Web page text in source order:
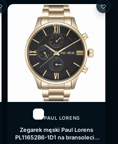
PAUL LORENS
Zegarek męski Paul Lorens
PL11652B6-1D1 na bransolecie